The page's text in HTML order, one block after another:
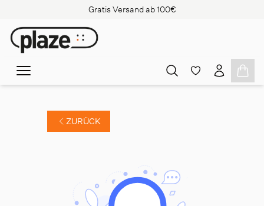
Gratis Versand ab 100€
ZURÜCK